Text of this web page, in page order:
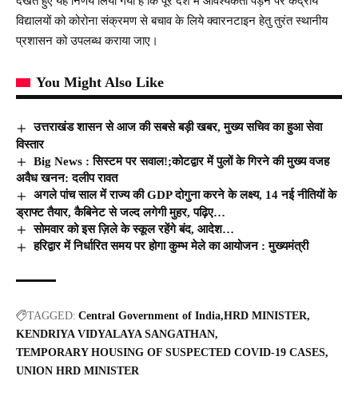
विद्यालयों को कोरोना संक्रमण से बचाव के लिये क्वारनटाइन हेतु तुरंत स्थानीय
प्रशासन को उपलब्ध कराया जाए।
You Might Also Like
उत्तराखंड शासन से आज की सबसे बड़ी खबर, मुख्य सचिव का हुआ सेवा
विस्तार
Big News : सिस्टम पर सवाल!;कोटद्वार में पुलों के गिरने की मुख्य वजह
अवैध खनन: दलीप रावत
अगले पांच साल में राज्य की GDP दोगुना करने के लक्ष्य, 14 नई नीतियों के
ड्राफ्ट तैयार, कैबिनेट से जल्द लगेगी मुहर, पढ़िए…
सोमवार को इस ज़िले के स्कूल रहेंगे बंद, आदेश…
हरिद्वार में निर्धारित समय पर होगा कुम्भ मेले का आयोजन : मुख्यमंत्री
TAGGED: Central Government of India HRD MINISTER
KENDRIYA VIDYALAYA SANGATHAN
TEMPORARY HOUSING OF SUSPECTED COVID-19 CASES
UNION HRD MINISTER